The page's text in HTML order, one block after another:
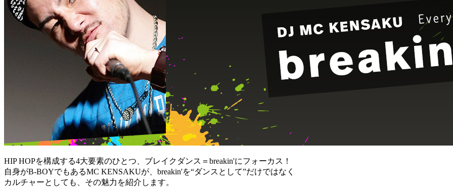
HIP HOPを構成する4大要素のひとつ、ブレイクダンス＝breakin'にフォーカス！
自身がB-BOYでもあるMC KENSAKUが、breakin'を“ダンスとして”だけではなく
カルチャーとしても、その魅力を紹介します。